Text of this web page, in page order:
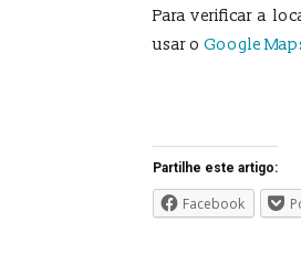
Para verificar a
usar o Google
Partilhe este artigo:
Facebook